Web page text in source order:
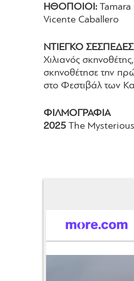
ΗΘΟΠΟΙΟΙ:
Vicente Caballero
ΝΤΙΕΓΚΟ ΣΕΣΠΕΔΕΣ
Χιλιανός
σκηνοθέτησε την
στο Φεστιβάλ των
ΦΙΛΜΟΓΡΑΦΙΑ
2025 The